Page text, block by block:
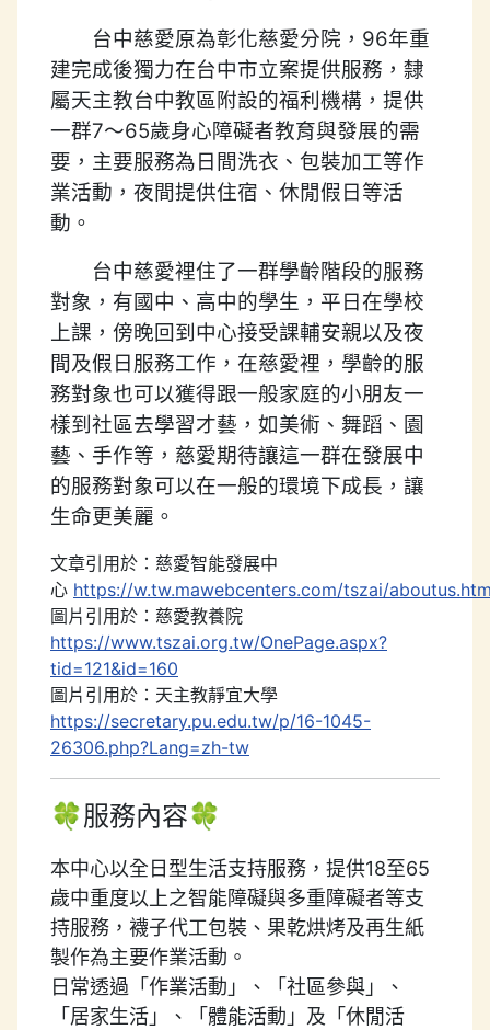
台中慈愛原為彰化慈愛分院，96年重
建完成後獨力在台中市立案提供服務，隸
屬天主教台中教區附設的福利機構，提供
一群7～65歲身心障礙者教育與發展的需
要，主要服務為日間洗衣、包裝加工等作
業活動，夜間提供住宿、休閒假日等活
動。
台中慈愛裡住了一群學齡階段的服務
對象，有國中、高中的學生，平日在學校
上課，傍晚回到中心接受課輔安親以及夜
間及假日服務工作，在慈愛裡，學齡的服
務對象也可以獲得跟一般家庭的小朋友一
樣到社區去學習才藝，如美術、舞蹈、園
藝、手作等，慈愛期待讓這一群在發展中
的服務對象可以在一般的環境下成長，讓
生命更美麗。
文章引用於：慈愛智能發展中
心 https://w.tw.mawebcenters.com/tszai/
圖片引用於：慈愛教養院
https://www.tszai.org.tw/OnePage.aspx?
tid=121&id=160
圖片引用於：天主教靜宜大學
https://secretary.pu.edu.tw/p/16-1045-
26306.php?Lang=zh-tw
🍀服務內容🍀
本中心以全日型生活支持服務，提供18至65
歲中重度以上之智能障礙與多重障礙者等支
持服務，襪子代工包裝、果乾烘烤及再生紙
製作為主要作業活動。
日常透過「作業活動」、「社區參與」、
「居家生活」、「體能活動」及「休閒活